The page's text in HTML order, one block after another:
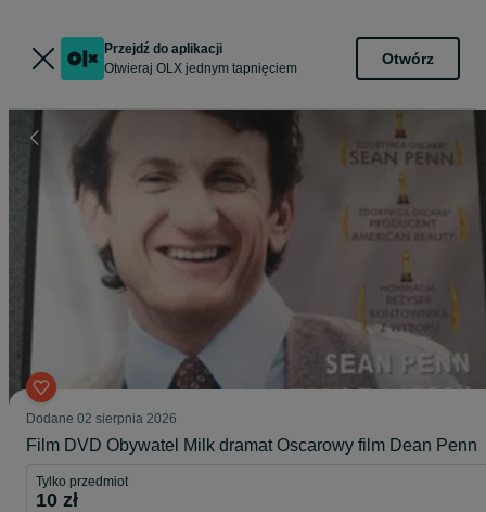
Przejdź do aplikacji
Otwieraj OLX jednym tapnięciem
Otwórz
Dodane 02 sierpnia 2026
Film DVD Obywatel Milk dramat Oscarowy film Dean Penn
Tylko przedmiot
10 zł